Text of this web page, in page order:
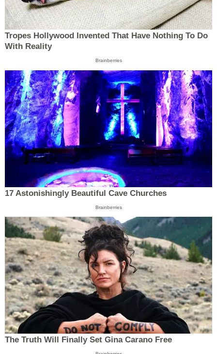
Tropes Hollywood Invented That Have Nothing To Do
With Reality
Brainberries
17 Astonishingly Beautiful Cave Churches
Brainberries
The Truth Will Finally Set Gina Carano Free